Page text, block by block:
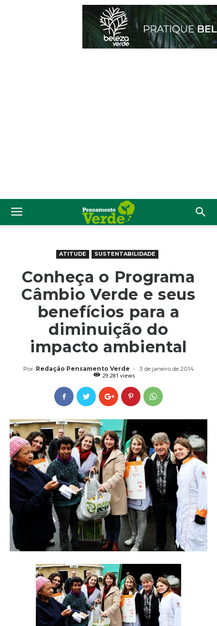
ATITUDE SUSTENTABILIDADE
Conheça o Programa
Câmbio Verde e seus
benefícios para a
diminuição do
impacto ambiental
Por Redação Pensamento Verde -
3 de janeiro de 2014
29.281 views